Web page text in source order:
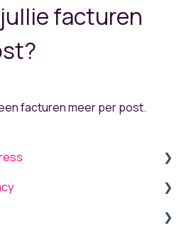
facturen
facturen meer per post.